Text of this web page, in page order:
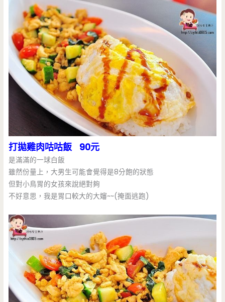
打拋雞肉咕咕飯 90元
是滿滿的一球白飯
雖然份量上，大男生可能會覺得是8分飽的狀態
但對小鳥胃的女孩來說絕對夠
不好意思，我是胃口較大的大嬸~~(掩面逃跑)